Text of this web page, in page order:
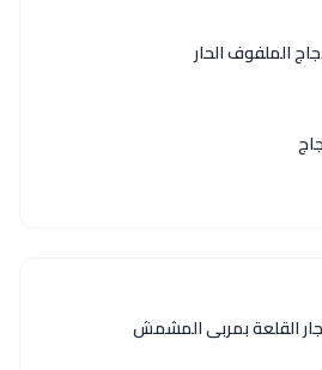
الملفوف الحار
القلعة بمربى المشمش